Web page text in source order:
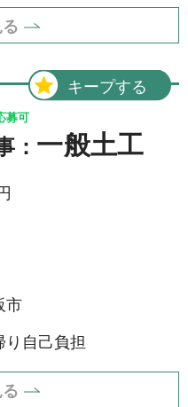
111件
25件
17件
5件
す
キープする
募可
： 一般土工
市
自己負担